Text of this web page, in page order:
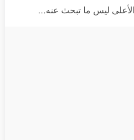
الأعلى ليس ما تبحث عنه…